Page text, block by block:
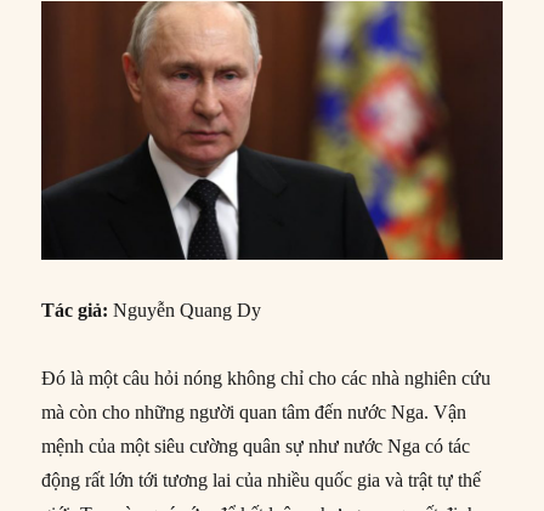
Tác giả:Nguyễn Quang Dy
Đó là một câu hỏi nóng không chỉ cho các nhà nghiên cứu
mà còn cho những người quan tâm đến nước Nga. Vận
mệnh của một siêu cường quân sự như nước Nga có tác
động rất lớn tới tương lai của nhiều quốc gia và trật tự thế